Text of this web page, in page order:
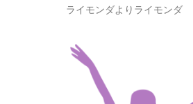
ライモンダよりライモンダ